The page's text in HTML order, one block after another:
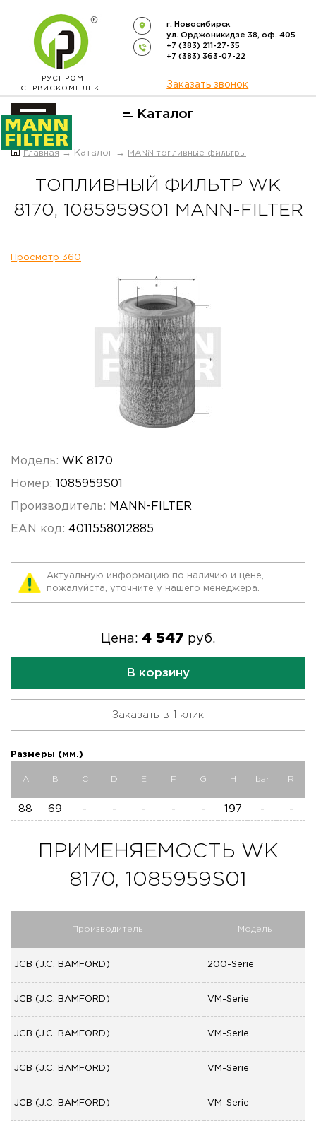
РУСПРОМ
СЕРВИСКОМПЛЕКТ
г. Новосибирск
ул. Орджоникидзе 38, оф. 405
+7 (383) 211-27-35
+7 (383) 363-07-22
Заказать звонок
Каталог
ОФИЦИАЛЬНЫЙ ДИСТРИБЬЮТОР
Главная → Каталог → MANN топливные фильтры
ТОПЛИВНЫЙ ФИЛЬТР WK
8170, 1085959S01 MANN-FILTER
Просмотр 360
Модель: WK 8170
Номер: 1085959S01
Производитель: MANN-FILTER
EAN код: 4011558012885
Актуальную информацию по наличию и цене,
пожалуйста, уточните у нашего менеджера.
Цена: 4 547 руб.
В корзину
Заказать в 1 клик
Размеры (мм.)
A B C D E F G H bar R
88 69 - - - - - 197 - -
ПРИМЕНЯЕМОСТЬ WK
8170, 1085959S01
Производитель Модель
JCB (J.C. BAMFORD) 200-Serie
JCB (J.C. BAMFORD) VM-Serie
JCB (J.C. BAMFORD) VM-Serie
JCB (J.C. BAMFORD) VM-Serie
JCB (J.C. BAMFORD) VM-Serie